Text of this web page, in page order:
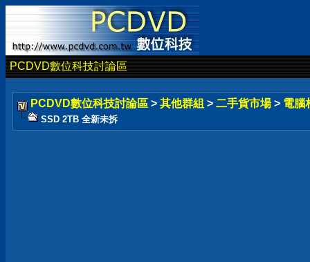
PCDVD數位科技討論區
PCDVD數位科技討論區 > 其他群組 > 二手貨市場 > 電腦
SSD 2TB 全新未拆